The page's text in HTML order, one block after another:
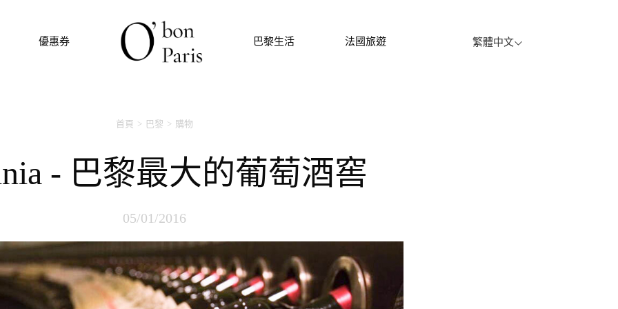
優惠券 巴黎生活 法國旅遊 繁體中文
首頁 巴黎 購物
- 巴黎最大的葡萄酒窖
05/01/2016